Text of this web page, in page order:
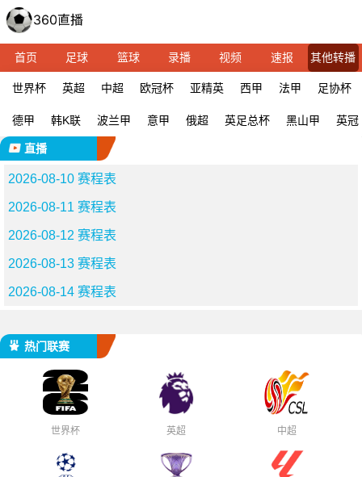
首页 足球 篮球 录播 视频 速报 其他转播
世界杯 英超 中超 欧冠杯 亚精英 西甲 法甲 足协杯
德甲 韩K联 波兰甲 意甲 俄超 英足总杯 黑山甲 英冠
直播
2026-08-10 赛程表
2026-08-11 赛程表
2026-08-12 赛程表
2026-08-13 赛程表
2026-08-14 赛程表
热门联赛
世界杯 英超 中超